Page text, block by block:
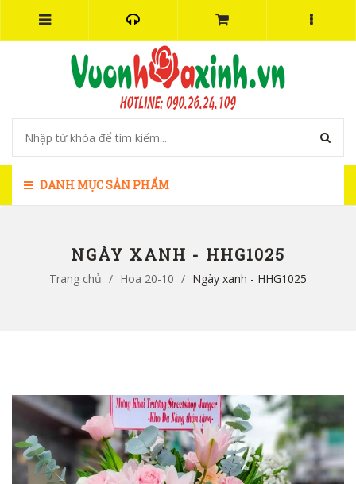
DANH MỤC SẢN PHẨM
NGÀY XANH - HHG1025
Trang chủ / Hoa 20-10 / Ngày xanh - HHG1025